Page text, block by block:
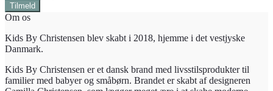
Tilmeld
Om os
Kids By Christensen blev skabt i 2018, hjemme i det vestjyske
Danmark.
Kids By Christensen er et dansk brand med livsstilsprodukter til
familier med babyer og småbørn. Brandet er skabt af designeren